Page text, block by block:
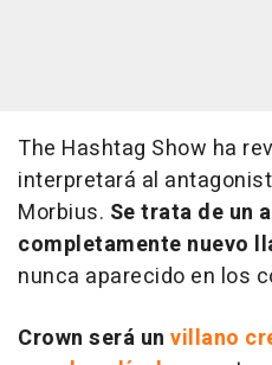
The Hashtag Show ha
interpretará al
Morbius. Se trata de un
completamente nuevo
nunca aparecido en los
Crown será un villano